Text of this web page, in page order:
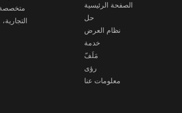
متخصصة
الصفحة الرئيسية
حل
نظام العرض
خدمة
مَلَفّ
رؤى
معلومات عنا